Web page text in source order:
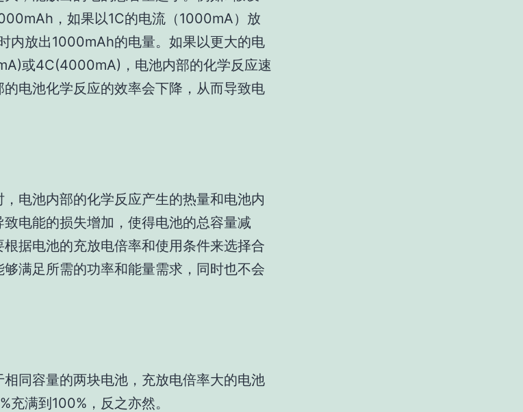
，如果以1C的电流（1000mA）放
内放出1000mAh的电量。如果以更大的电
或4C(4000mA)，电池内部的化学反应速
电池化学反应的效率会下降，从而导致电
电池内部的化学反应产生的热量和电池内
电能的损失增加，使得电池的总容量减
据电池的充放电倍率和使用条件来选择合
满足所需的功率和能量需求，同时也不会
同容量的两块电池，充放电倍率大的电池
充满到100%，反之亦然。